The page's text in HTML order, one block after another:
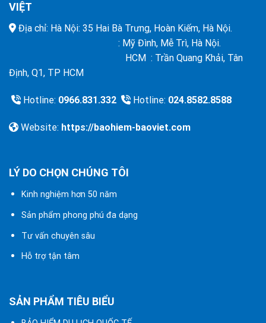
VIỆT
Địa chỉ: Hà Nội: 35 Hai Bà Trưng, Hoàn Kiếm, Hà Nội.
: Mỹ Đình, Mễ Trì, Hà Nội.
HCM : Trần Quang Khải, Tân
Định, Q1, TP HCM
Hotline: 0966.831.332 Hotline: 024.8582.8588
Website: https://baohiem-baoviet.com
LÝ DO CHỌN CHÚNG TÔI
Kinh nghiệm hơn 50 năm
Sản phẩm phong phú đa dạng
Tư vấn chuyên sâu
Hỗ trợ tận tâm
SẢN PHẨM TIÊU BIỂU